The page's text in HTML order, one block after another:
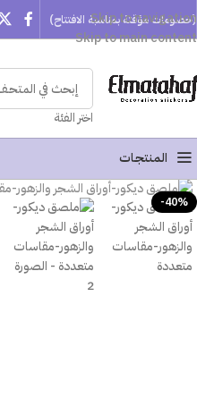
Skip to navigation
Skip to main content
(خصومات مؤقتة بمناسبة الافتتاح)
اختر الفئة
المنتجـات
-40%